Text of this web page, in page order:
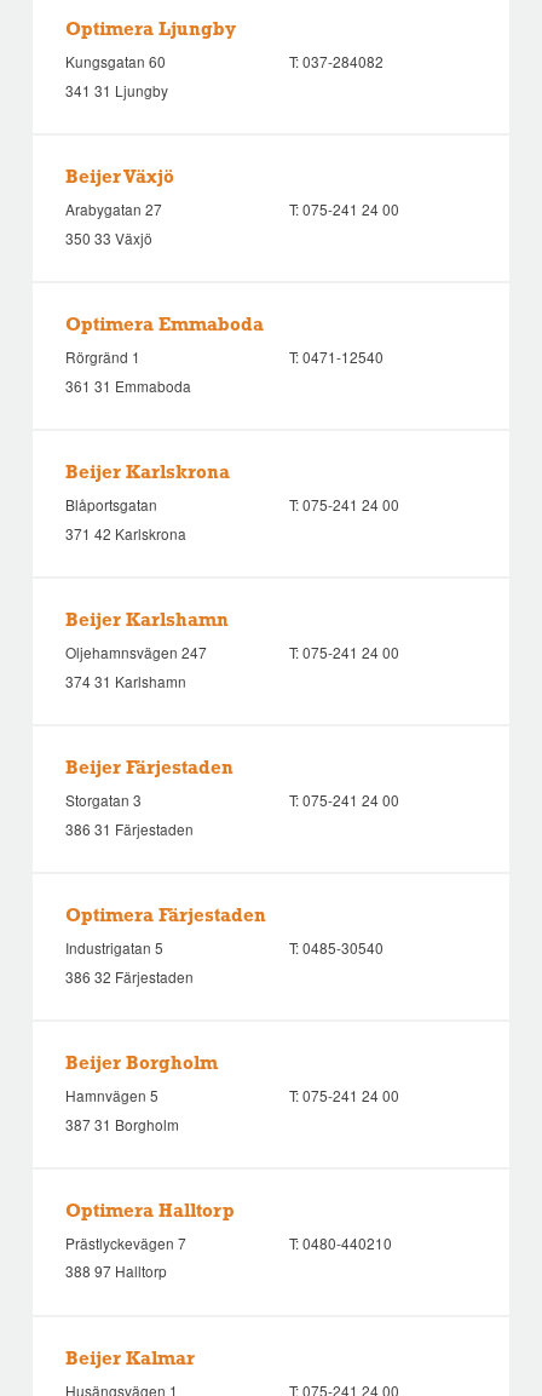
Optimera Ljungby
Kungsgatan 60
341 31 Ljungby
T:037-284082
Beijer Växjö
Arabygatan 27
350 33 Växjö
T:075-241 24 00
Optimera Emmaboda
Rörgränd 1
361 31 Emmaboda
T:0471-12540
Beijer Karlskrona
Blåportsgatan
371 42 Karlskrona
T:075-241 24 00
Beijer Karlshamn
Oljehamnsvägen 247
374 31 Karlshamn
T:075-241 24 00
Beijer Färjestaden
Storgatan 3
386 31 Färjestaden
T:075-241 24 00
Optimera Färjestaden
Industrigatan 5
386 32 Färjestaden
T:0485-30540
Beijer Borgholm
Hamnvägen 5
387 31 Borgholm
T:075-241 24 00
Optimera Halltorp
Prästlyckevägen 7
388 97 Halltorp
T:0480-440210
Beijer Kalmar
Husängsvägen 1 T:075-241 24 00